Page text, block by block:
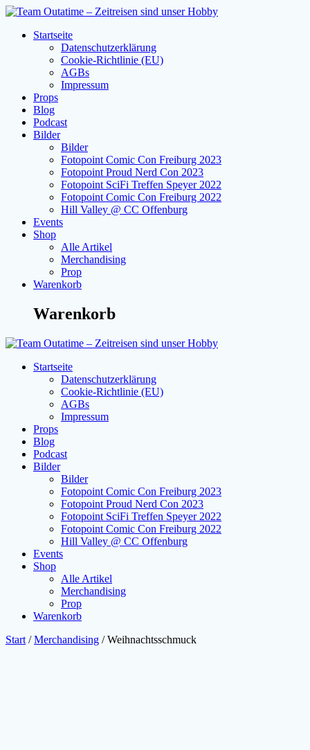
Zum
springenStartseite
Datenschutzerklärung
Cookie-Richtlinie (EU)
AGBs
Impressum
Props
Blog
Podcast
Bilder
Bilder
Fotopoint Comic Con Freiburg 2023
Fotopoint Proud Nerd Con 2023
Fotopoint SciFi Treffen Speyer 2022
Fotopoint Comic Con Freiburg 2022
Hill Valley @ CC Offenburg
Events
Shop
Alle Artikel
Merchandising
Prop
Warenkorb
Warenkorb
Startseite
Datenschutzerklärung
Cookie-Richtlinie (EU)
AGBs
Impressum
Props
Blog
Podcast
Bilder
Bilder
Fotopoint Comic Con Freiburg 2023
Fotopoint Proud Nerd Con 2023
Fotopoint SciFi Treffen Speyer 2022
Fotopoint Comic Con Freiburg 2022
Hill Valley @ CC Offenburg
Events
Shop
Alle Artikel
Merchandising
Prop
Warenkorb
Start /Merchandising / Weihnachtsschmuck